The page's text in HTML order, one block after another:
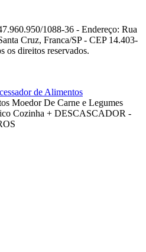
1088-36 - Endereço: Rua
Cruz, Franca/SP - CEP 14.403-
os direitos reservados.
de Alimentos
Moedor De Carne e Legumes
Cozinha + DESCASCADOR -